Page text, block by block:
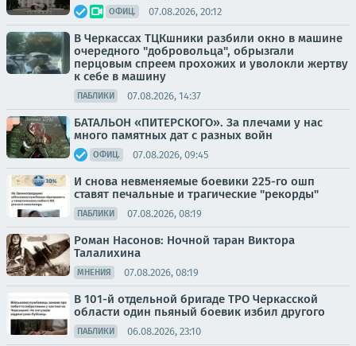
ОФИЦ. 07.08.2026, 20:12
В Черкассах ТЦКшники разбили окно в машине
очередного "добровольца", обрызгали
перцовым спреем прохожих и уволокли жертву
к себе в машину
ПАБЛИКИ 07.08.2026, 14:37
БАТАЛЬОН «ПИТЕРСКОГО». За плечами у нас
много памятных дат с разных войн
ОФИЦ. 07.08.2026, 09:45
И снова невменяемые боевики 225-го ошп
ставят печальные и трагические "рекорды"
ПАБЛИКИ 07.08.2026, 08:19
Роман Насонов: Ночной таран Виктора
Талалихина
МНЕНИЯ 07.08.2026, 08:19
В 101-й отдельной бригаде ТРО Черкасской
области один пьяный боевик избил другого
ПАБЛИКИ 06.08.2026, 23:10